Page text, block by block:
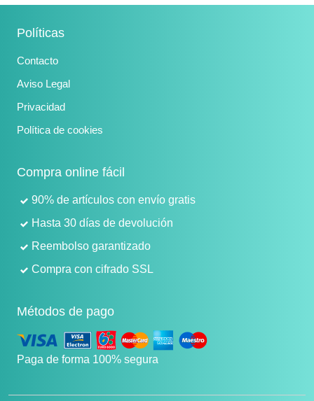
Políticas
Contacto
Aviso Legal
Privacidad
Política de cookies
Compra online fácil
90% de artículos con envío gratis
Hasta 30 días de devolución
Reembolso garantizado
Compra con cifrado SSL
Métodos de pago
Paga de forma 100% segura